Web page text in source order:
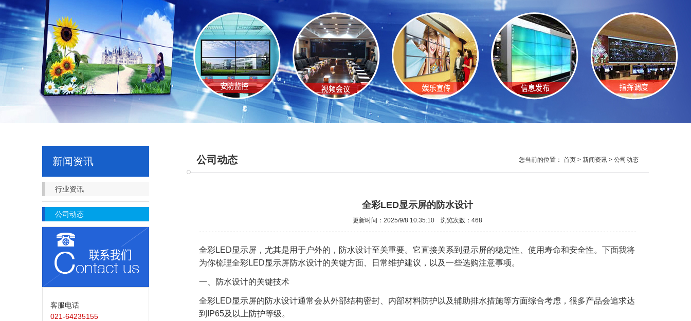
新闻资讯
行业资讯
公司动态
客服电话
021-64235155
公司动态 您当前的位置： 首页 > 新闻资讯 > 公司动态
全彩LED显示屏的防水设计
更新时间：2025/9/8 10:35:10 浏览次数： 468
全彩LED显示屏 ，尤其是用于户外的，防水设计至关重要。它直接关系到显示屏的稳定性、使用寿命和安全性。下面我将
为你梳理全彩LED显示屏防水设计的关键方面、日常维护建议，以及一些选购注意事项。
一、防水设计的关键技术
全彩LED显示屏的防水设计通常会从外部结构密封、内部材料防护以及辅助排水措施等方面综合考虑，很多产品会追求达
到IP65及以上防护等级。